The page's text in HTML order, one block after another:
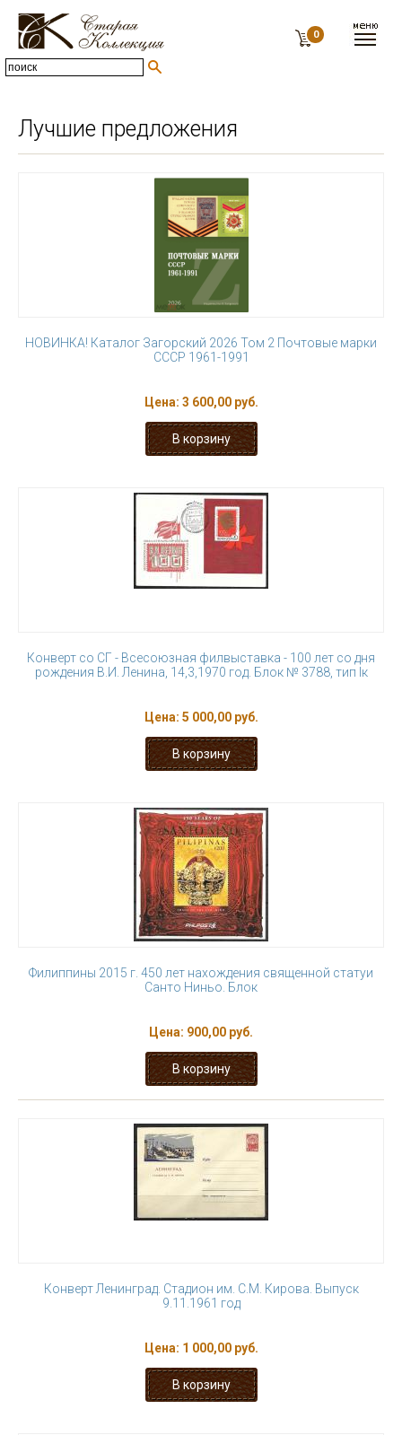
0
Лучшие предложения
НОВИНКА! Каталог Загорский 2026 Том 2 Почтовые марки
СССР 1961-1991
Цена: 3 600,00 руб.
Конверт со СГ - Всесоюзная филвыставка - 100 лет со дня
рождения В.И. Ленина, 14,3,1970 год. Блок № 3788, тип Iк
Цена: 5 000,00 руб.
Филиппины 2015 г. 450 лет нахождения священной статуи
Санто Ниньо. Блок
Цена: 900,00 руб.
Конверт Ленинград. Стадион им. С.М. Кирова. Выпуск
9.11.1961 год
Цена: 1 000,00 руб.